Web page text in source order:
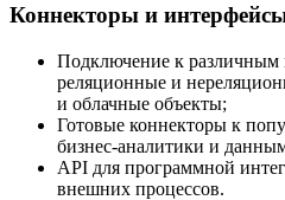
Коннекторы и
Подключение к различным
реляционные и
и облачные объекты;
Готовые коннекторы к
бизнес-аналитики и
API для программной
внешних процессов.